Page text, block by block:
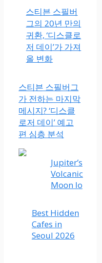
스티븐 스필버
그의 20년 만의
귀환, ‘디스클로
저 데이’가 가져
올 변화
스티븐 스필버그
가 전하는 마지막
메시지? ‘디스클
로저 데이’ 예고
편 심층 분석
Jupiter’s
Volcanic
Moon Io
Best Hidden
Cafes in
Seoul 2026